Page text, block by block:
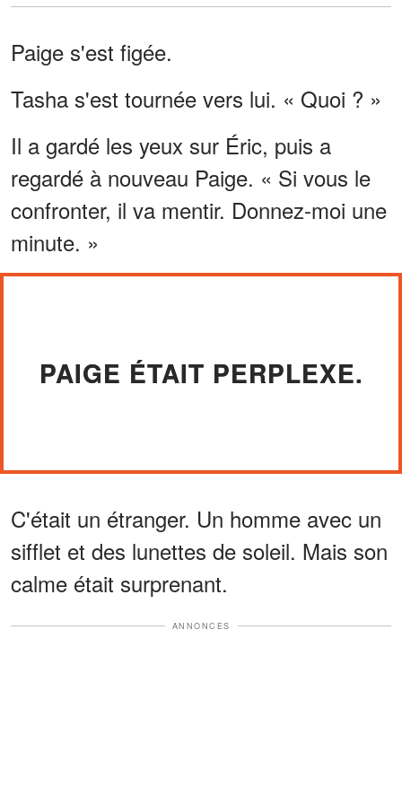
Paige s'est figée.
Tasha s'est tournée vers lui. « Quoi ? »
Il a gardé les yeux sur Éric, puis a
regardé à nouveau Paige. « Si vous le
confronter, il va mentir. Donnez-moi une
minute. »
PAIGE ÉTAIT PERPLEXE.
C'était un étranger. Un homme avec un
sifflet et des lunettes de soleil. Mais son
calme était surprenant.
ANNONCES